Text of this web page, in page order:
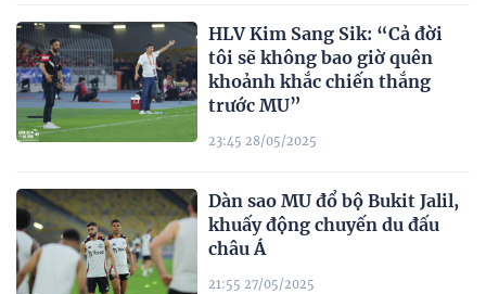
HLV Kim Sang Sik: “Cả đời
tôi sẽ không bao giờ quên
khoảnh khắc chiến thắng
trước MU”
23:45 28/05/2025
Dàn sao MU đổ bộ Bukit Jalil,
khuấy động chuyến du đấu
châu Á
21:55 27/05/2025